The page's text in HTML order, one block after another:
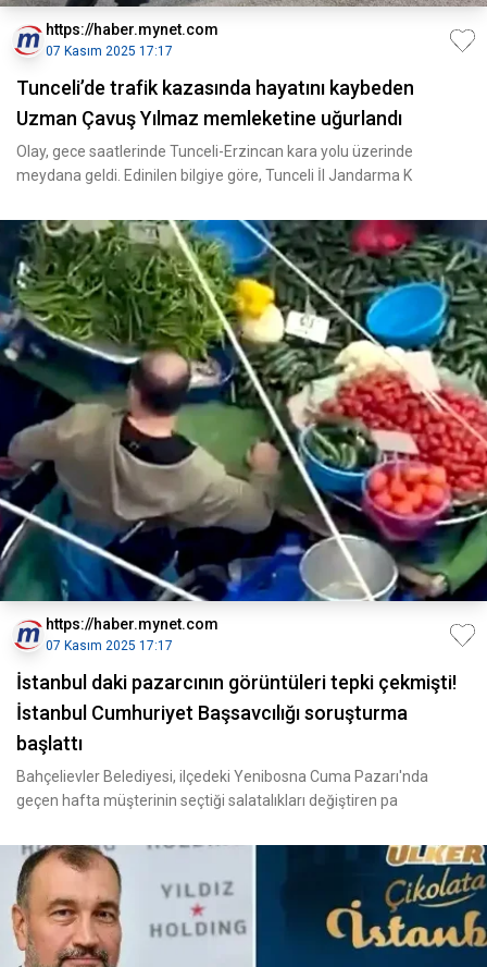
https://haber.mynet.com
07 Kasım 2025 17:17
Tunceli’de trafik kazasında hayatını kaybeden
Uzman Çavuş Yılmaz memleketine uğurlandı
Olay, gece saatlerinde Tunceli-Erzincan kara yolu üzerinde
meydana geldi. Edinilen bilgiye göre, Tunceli İl Jandarma K
https://haber.mynet.com
07 Kasım 2025 17:17
İstanbul daki pazarcının görüntüleri tepki çekmişti!
İstanbul Cumhuriyet Başsavcılığı soruşturma
başlattı
Bahçelievler Belediyesi, ilçedeki Yenibosna Cuma Pazarı'nda
geçen hafta müşterinin seçtiği salatalıkları değiştiren pa